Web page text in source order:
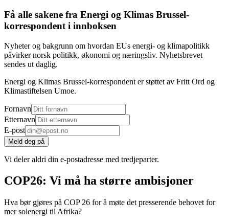
Få alle sakene fra Energi og Klimas Brussel-
korrespondent i innboksen
Nyheter og bakgrunn om hvordan EUs energi- og klimapolitikk
påvirker norsk politikk, økonomi og næringsliv. Nyhetsbrevet
sendes ut daglig.
Energi og Klimas Brussel-korrespondent er støttet av Fritt Ord og
Klimastiftelsen Umoe.
Fornavn
Etternavn
E-post
Meld deg på
Vi deler aldri din e-postadresse med tredjeparter.
COP26: Vi må ha større ambisjoner
Hva bør gjøres på COP 26 for å møte det presserende behovet for
mer solenergi til Afrika?